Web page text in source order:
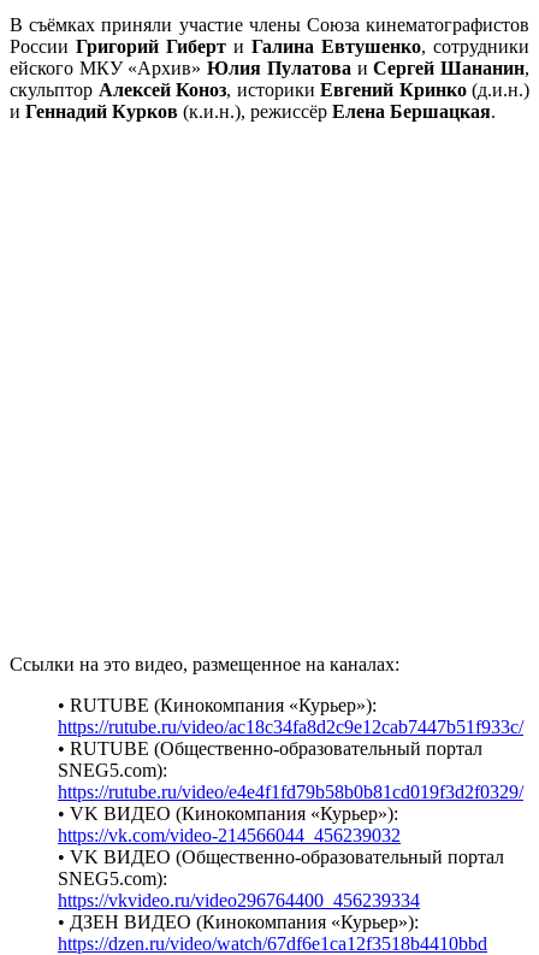
В съёмках приняли участие члены Союза кинематографистов
России Григорий Гиберт и Галина Евтушенко, сотрудники
ейского МКУ «Архив»Юлия Пулатова иСергей Шананин,
скульптор Алексей Коноз, историки Евгений Кринко(д.и.н.)
и Геннадий Курков (к.и.н.), режиссёр Елена Бершацкая.
Ссылки на это видео, размещенное на каналах:
• RUTUBE (Кинокомпания «Курьер»):
https://rutube.ru/video/ac18c34fa8d2c9e12cab7447b51f933c/
• RUTUBE (Общественно-образовательный портал
SNEG5.com):
https://rutube.ru/video/e4e4f1fd79b58b0b81cd019f3d2f0329/
• VK ВИДЕО (Кинокомпания «Курьер»):
https://vk.com/video-214566044_456239032
• VK ВИДЕО (Общественно-образовательный портал
SNEG5.com):
https://vkvideo.ru/video296764400_456239334
• ДЗЕН ВИДЕО (Кинокомпания «Курьер»):
https://dzen.ru/video/watch/67df6e1ca12f3518b4410bbd